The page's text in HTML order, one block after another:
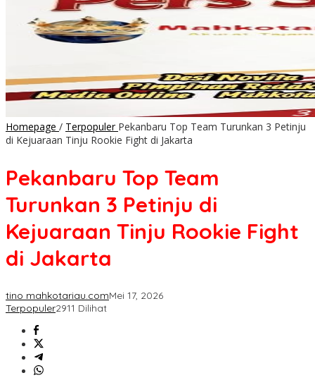
Homepage / Terpopuler Pekanbaru Top Team Turunkan 3 Petinju
di Kejuaraan Tinju Rookie Fight di Jakarta
Pekanbaru Top Team
Turunkan 3 Petinju di
Kejuaraan Tinju Rookie Fight
di Jakarta
tino mahkotariau.comMei 17, 2026
Terpopuler2911 Dilihat